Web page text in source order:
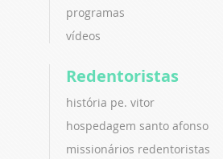
programas
vídeos
Redentoristas
história pe. vitor
hospedagem santo afonso
missionários redentoristas